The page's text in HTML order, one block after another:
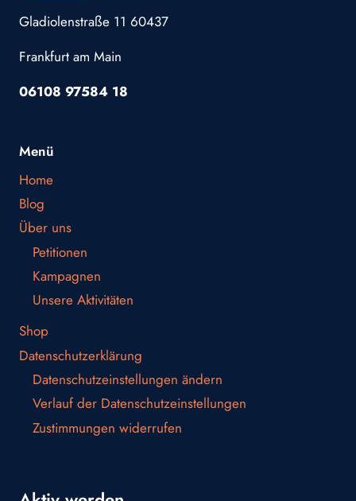
Gladiolenstraße 11 60437
Frankfurt am Main
06108 97584 18
Menü
Home
Blog
Über uns
Petitionen
Kampagnen
Unsere Aktivitäten
Shop
Datenschutzerklärung
Datenschutzeinstellungen ändern
Verlauf der Datenschutzeinstellungen
Zustimmungen widerrufen